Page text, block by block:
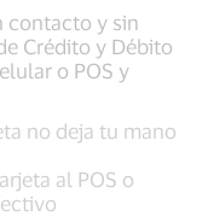
contacto y sin
Crédito y Débito
o POS y
no deja tu mano
al POS o